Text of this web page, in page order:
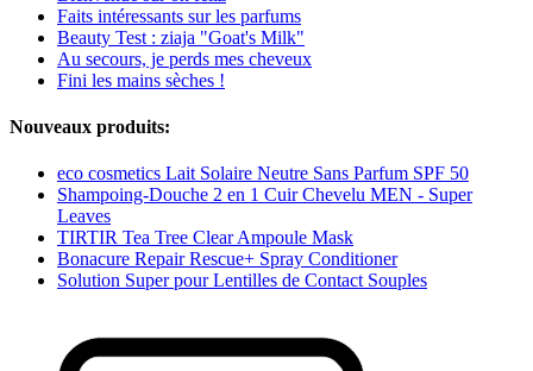
Faits intéressants sur les parfums
Beauty Test : ziaja "Goat's Milk"
Au secours, je perds mes cheveux
Fini les mains sèches !
Nouveaux produits:
eco cosmetics Lait Solaire Neutre Sans Parfum SPF 50
Shampoing-Douche 2 en 1 Cuir Chevelu MEN - Super
Leaves
TIRTIR Tea Tree Clear Ampoule Mask
Bonacure Repair Rescue+ Spray Conditioner
Solution Super pour Lentilles de Contact Souples